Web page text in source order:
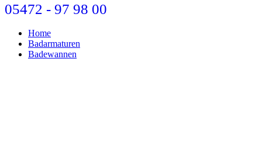
new
window
05472 - 97 98 00
Home
Badarmaturen
Badewannen